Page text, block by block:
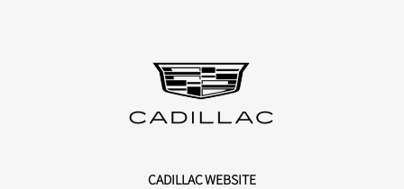
CADILLAC WEBSITE